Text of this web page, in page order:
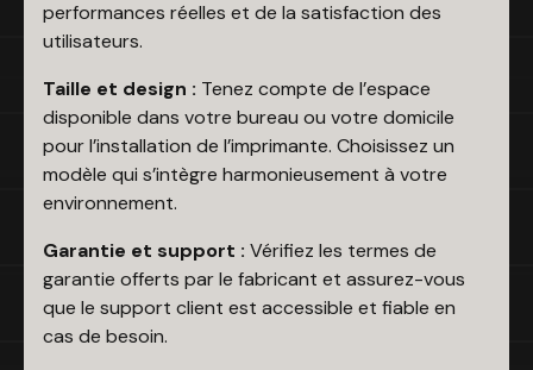
performances réelles et de la satisfaction des
utilisateurs.
Taille et design : Tenez compte de l’espace
disponible dans votre bureau ou votre domicile
pour l’installation de l’imprimante. Choisissez un
modèle qui s’intègre harmonieusement à votre
environnement.
Garantie et support : Vérifiez les termes de
garantie offerts par le fabricant et assurez-vous
que le support client est accessible et fiable en
cas de besoin.